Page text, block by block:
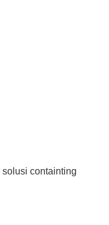
solusi containting